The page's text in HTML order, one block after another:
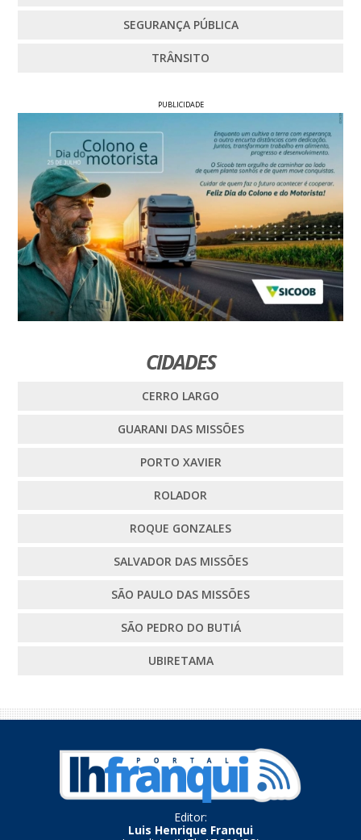
SEGURANÇA PÚBLICA
TRÂNSITO
PUBLICIDADE
CIDADES
CERRO LARGO
GUARANI DAS MISSÕES
PORTO XAVIER
ROLADOR
ROQUE GONZALES
SALVADOR DAS MISSÕES
SÃO PAULO DAS MISSÕES
SÃO PEDRO DO BUTIÁ
UBIRETAMA
Editor:
Luis Henrique Franqui